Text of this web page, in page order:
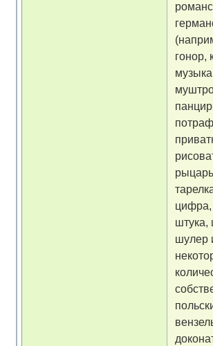
гонор,
цифра,
штука,
шулер